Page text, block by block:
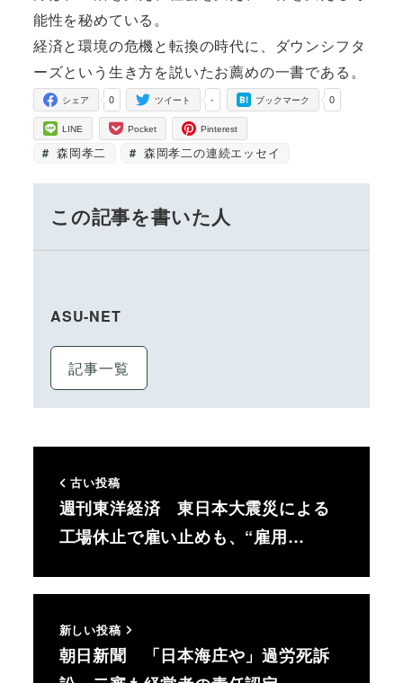
能性を秘めている。
経済と環境の危機と転換の時代に、ダウンシフタ
ーズという生き方を説いたお薦めの一書である。
0
シェア -
ツイート 0
ブックマーク
LINE Pocket Pinterest
森岡孝二 森岡孝二の連続エッセイ
この記事を書いた人
ASU-NET
記事一覧
古い投稿
週刊東洋経済 東日本大震災による
工場休止で雇い止めも、“雇用…
新しい投稿
朝日新聞 「日本海庄や」過労死訴